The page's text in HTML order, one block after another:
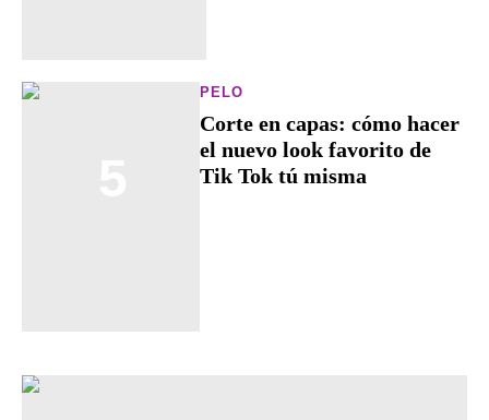
PELO
Corte en capas: cómo hacer
el nuevo look favorito de
Tik Tok tú misma